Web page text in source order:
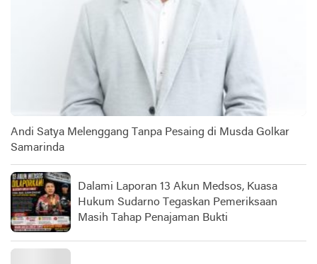
Andi Satya Melenggang Tanpa Pesaing di Musda Golkar
Samarinda
Dalami Laporan 13 Akun Medsos, Kuasa
Hukum Sudarno Tegaskan Pemeriksaan
Masih Tahap Penajaman Bukti